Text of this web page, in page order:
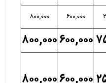
۶۰۰,۰۰۰ ۸۰۰,۰۰۰
۶۰۰,۰۰۰۸۰۰,۰۰۰